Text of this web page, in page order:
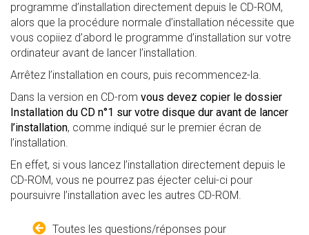
programme d’installation directement depuis le CD-ROM,
alors que la procédure normale d’installation nécessite que
vous copiiez d’abord le programme d’installation sur votre
ordinateur avant de lancer l’installation.
Arrêtez l’installation en cours, puis recommencez-la.
Dans la version en CD-rom vous devez copier le dossier
Installation du CD n°1 sur votre disque dur avant de lancer
l’installation, comme indiqué sur le premier écran de
l’installation.
En effet, si vous lancez l’installation directement depuis le
CD-ROM, vous ne pourrez pas éjecter celui-ci pour
poursuivre l’installation avec les autres CD-ROM.
Toutes les questions/réponses pour